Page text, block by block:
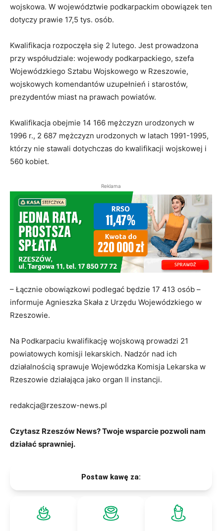
wojskowa. W województwie podkarpackim obowiązek ten
dotyczy prawie 17,5 tys. osób.
Kwalifikacja rozpoczęła się 2 lutego. Jest prowadzona
przy współudziale: wojewody podkarpackiego, szefa
Wojewódzkiego Sztabu Wojskowego w Rzeszowie,
wojskowych komendantów uzupełnień i starostów,
prezydentów miast na prawach powiatów.
Kwalifikacja obejmie 14 166 mężczyzn urodzonych w
1996 r., 2 687 mężczyzn urodzonych w latach 1991-1995,
którzy nie stawali dotychczas do kwalifikacji wojskowej i
560 kobiet.
Reklama
– Łącznie obowiązkowi podlegać będzie 17 413 osób –
informuje Agnieszka Skała z Urzędu Wojewódzkiego w
Rzeszowie.
Na Podkarpaciu kwalifikację wojskową prowadzi 21
powiatowych komisji lekarskich. Nadzór nad ich
działalnością sprawuje Wojewódzka Komisja Lekarska w
Rzeszowie działająca jako organ II instancji.
redakcja@rzeszow-news.pl
Czytasz Rzeszów News? Twoje wsparcie pozwoli nam
działać sprawniej.
Postaw kawę za: